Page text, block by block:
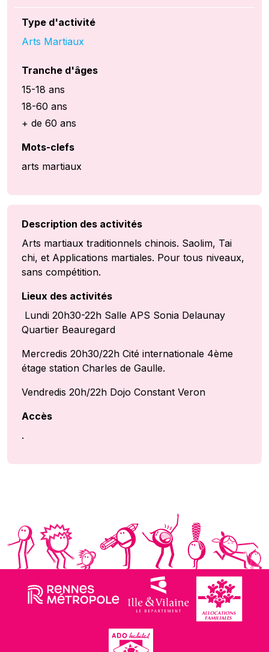
Type d'activité
Arts Martiaux
Tranche d'âges
15-18 ans
18-60 ans
+ de 60 ans
Mots-clefs
arts martiaux
Description des activités
Arts martiaux traditionnels chinois. Saolim, Tai
chi, et Applications martiales. Pour tous niveaux,
sans compétition.
Lieux des activités
Lundi 20h30-22h Salle APS Sonia Delaunay
Quartier Beauregard
Mercredis 20h30/22h Cité internationale 4ème
étage station Charles de Gaulle.
Vendredis 20h/22h Dojo Constant Veron
Accès
.